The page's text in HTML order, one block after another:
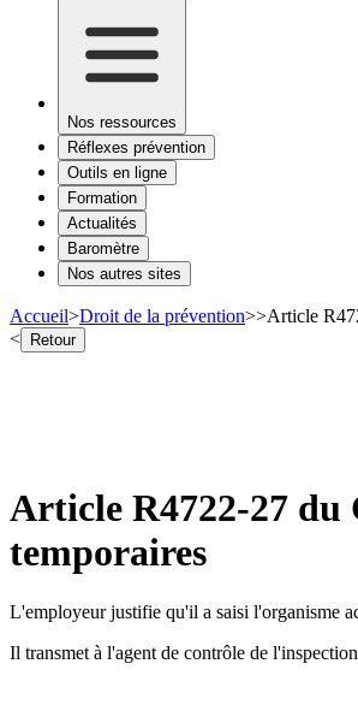
Nos ressources
Réflexes prévention
Outils en ligne
Formation
Actualités
Baromètre
Nos autres sites
Accueil>Droit de la prévention>>Article
< Retour
Article R4722-27 du
temporaires
L'employeur justifie qu'il a saisi l'organisme
Il transmet à l'agent de contrôle de